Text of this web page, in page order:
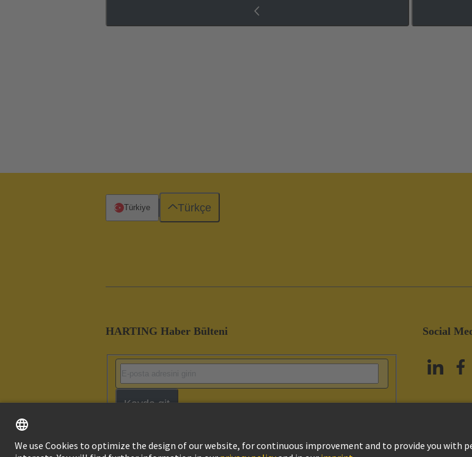
HARTING Haber Bülteni
Kayda git
Social
Türkiye Türkçe